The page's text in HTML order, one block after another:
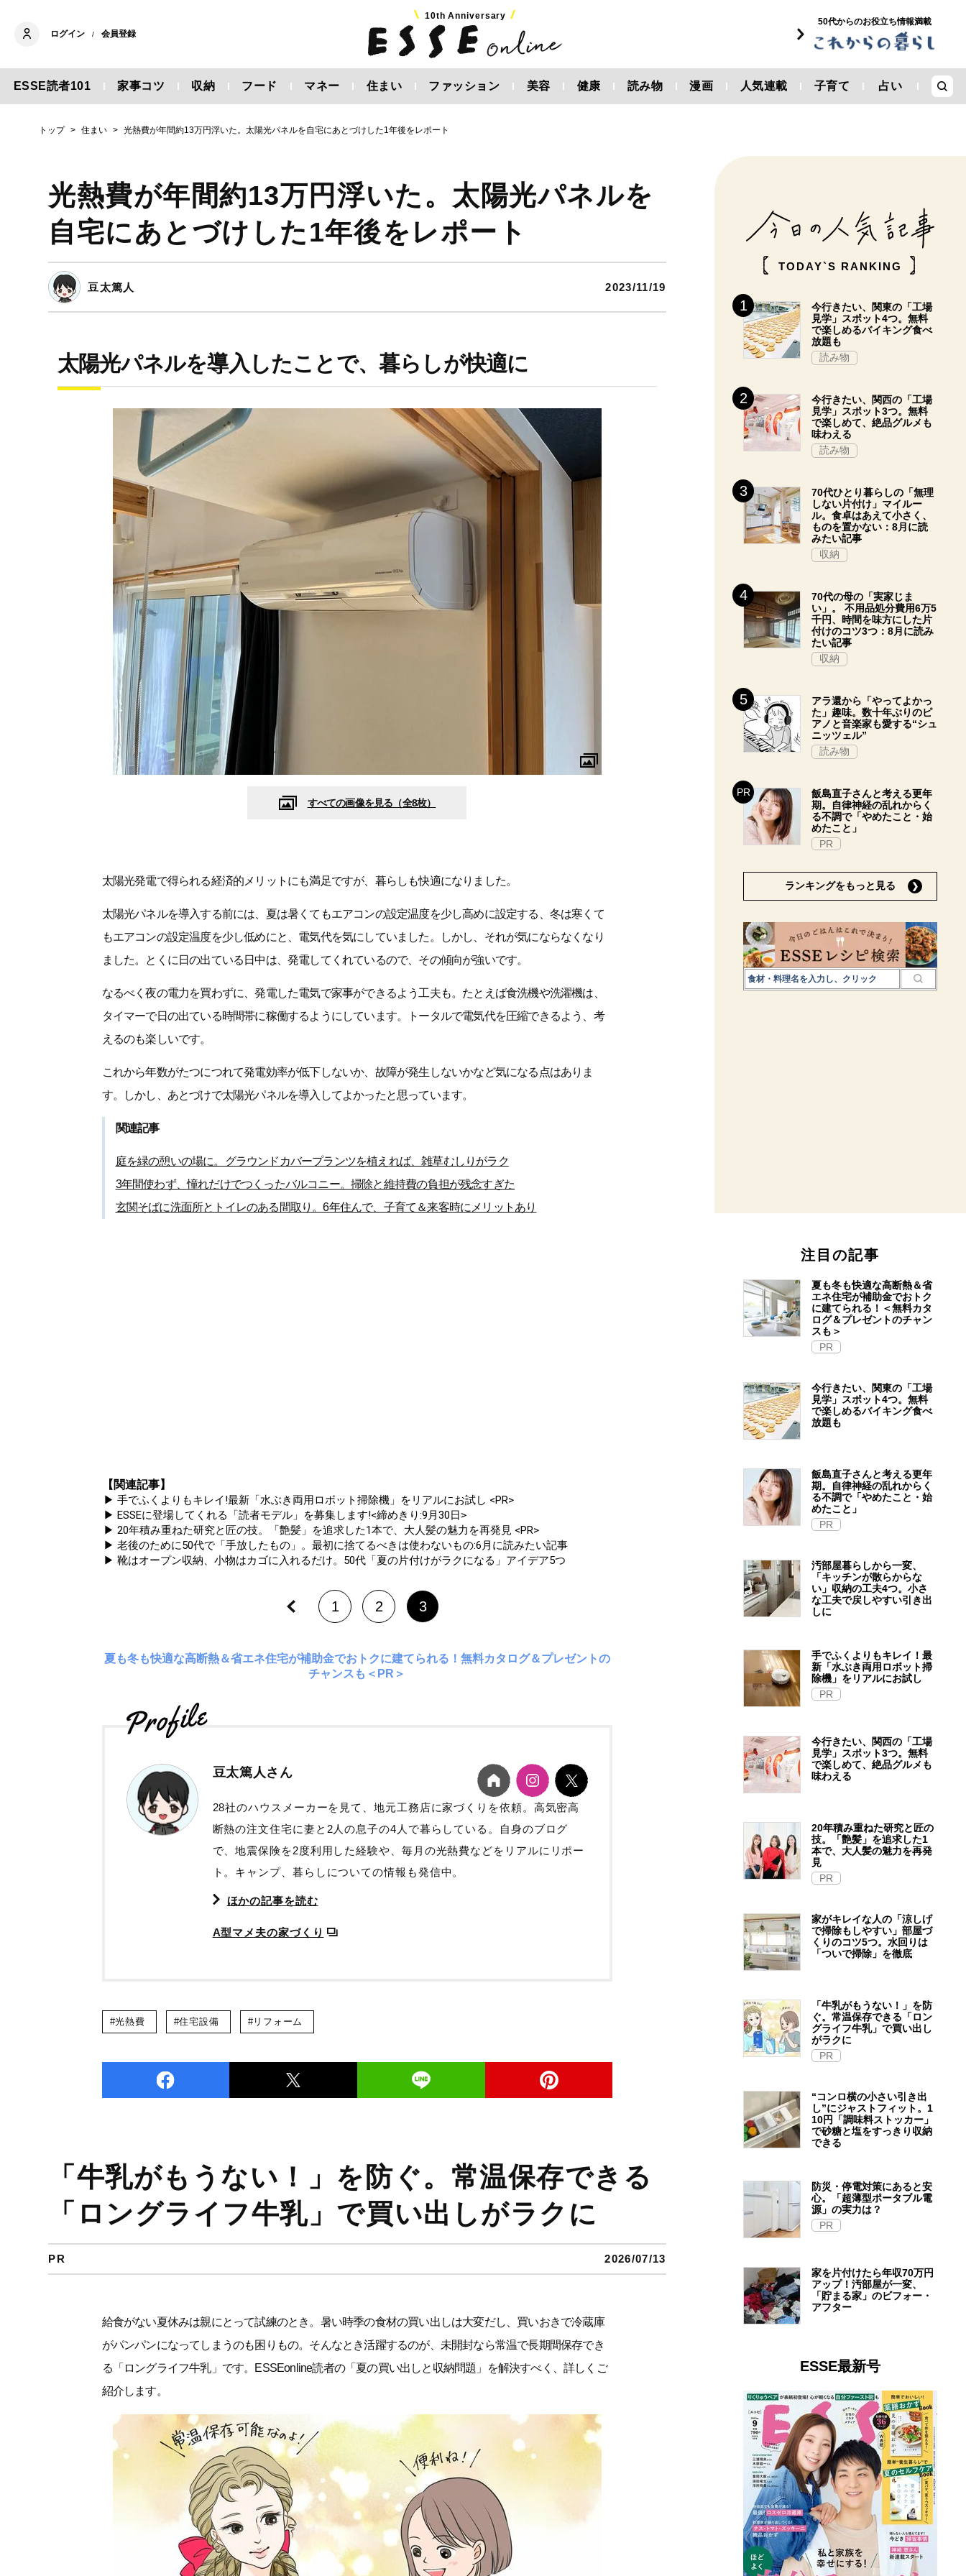
ログイン / 会員登録
10th Anniversary
50代からのお役立ち情報満載
ESSE読者101 家事コツ 収納 フード マネー 住まい ファッション 美容 健康 読み物 漫画 人気連載 子育て 占い
トップ 住まい 光熱費が年間約13万円浮いた。太陽光パネルを自宅にあとづけした1年後をレポート
光熱費が年間約13万円浮いた。太陽光パネルを
自宅にあとづけした1年後をレポート
豆太篤人 2023/11/19
太陽光パネルを導入したことで、暮らしが快適に
すべての画像を見る（全8枚）
太陽光発電で得られる経済的メリットにも満足ですが、暮らしも快適になりました。
太陽光パネルを導入する前には、夏は暑くてもエアコンの設定温度を少し高めに設定する、冬は寒くて
もエアコンの設定温度を少し低めにと、電気代を気にしていました。しかし、それが気にならなくなり
ました。とくに日の出ている日中は、発電してくれているので、その傾向が強いです。
なるべく夜の電力を買わずに、発電した電気で家事ができるよう工夫も。たとえば食洗機や洗濯機は、
タイマーで日の出ている時間帯に稼働するようにしています。トータルで電気代を圧縮できるよう、考
えるのも楽しいです。
これから年数がたつにつれて発電効率が低下しないか、故障が発生しないかなど気になる点はありま
す。しかし、あとづけで太陽光パネルを導入してよかったと思っています。
関連記事
庭を緑の憩いの場に。グラウンドカバープランツを植えれば、雑草むしりがラク
3年間使わず、憧れだけでつくったバルコニー。掃除と維持費の負担が残念すぎた
玄関そばに洗面所とトイレのある間取り。6年住んで、子育て＆来客時にメリットあり
【関連記事】
▶ 手でふくよりもキレイ!最新「水ぶき両用ロボット掃除機」をリアルにお試し <PR>
▶ ESSEに登場してくれる「読者モデル」を募集します!<締めきり:9月30日>
▶ 20年積み重ねた研究と匠の技。「艶髪」を追求した1本で、大人髪の魅力を再発見 <PR>
▶ 老後のために50代で「手放したもの」。最初に捨てるべきは使わないもの:6月に読みたい記事
▶ 靴はオープン収納、小物はカゴに入れるだけ。50代「夏の片付けがラクになる」アイデア5つ
1 2 3
夏も冬も快適な高断熱＆省エネ住宅が補助金でおトクに建てられる！無料カタログ＆プレゼントの
チャンスも＜PR＞
豆太篤人さん
28社のハウスメーカーを見て、地元工務店に家づくりを依頼。高気密高
断熱の注文住宅に妻と2人の息子の4人で暮らしている。自身のブログ
で、地震保険を2度利用した経験や、毎月の光熱費などをリアルにリポー
ト。キャンプ、暮らしについての情報も発信中。
ほかの記事を読む
A型マメ夫の家づくり
#光熱費 #住宅設備 #リフォーム
「牛乳がもうない！」を防ぐ。常温保存できる
「ロングライフ牛乳」で買い出しがラクに
PR 2026/07/13
給食がない夏休みは親にとって試練のとき。暑い時季の食材の買い出しは大変だし、買いおきで冷蔵庫
がパンパンになってしまうのも困りもの。そんなとき活躍するのが、未開封なら常温で長期間保存でき
る「ロングライフ牛乳」です。ESSEonline読者の「夏の買い出しと収納問題」を解決すべく、詳しくご
紹介します。
TODAY`S RANKING
今行きたい、関東の「工場
見学」スポット4つ。無料
で楽しめるバイキング食べ
放題も
読み物
今行きたい、関西の「工場
見学」スポット3つ。無料
で楽しめて、絶品グルメも
味わえる
読み物
70代ひとり暮らしの「無理
しない片付け」マイルー
ル。食卓はあえて小さく、
ものを置かない：8月に読
みたい記事
収納
70代の母の「実家じま
い」。 不用品処分費用6万5
千円、時間を味方にした片
付けのコツ3つ：8月に読み
たい記事
収納
アラ還から「やってよかっ
た」趣味。数十年ぶりのピ
アノと音楽家も愛する“シュ
ニッツェル”
読み物
飯島直子さんと考える更年
期。自律神経の乱れからく
る不調で「やめたこと・始
めたこと」
PR
ランキングをもっと見る
注目の記事
夏も冬も快適な高断熱＆省
エネ住宅が補助金でおトク
に建てられる！＜無料カタ
ログ＆プレゼントのチャン
スも＞
PR
今行きたい、関東の「工場
見学」スポット4つ。無料
で楽しめるバイキング食べ
放題も
飯島直子さんと考える更年
期。自律神経の乱れからく
る不調で「やめたこと・始
めたこと」
PR
汚部屋暮らしから一変、
「キッチンが散らからな
い」収納の工夫4つ。小さ
な工夫で戻しやすい引き出
しに
手でふくよりもキレイ！最
新「水ぶき両用ロボット掃
除機」をリアルにお試し
PR
今行きたい、関西の「工場
見学」スポット3つ。無料
で楽しめて、絶品グルメも
味わえる
20年積み重ねた研究と匠の
技。「艶髪」を追求した1
本で、大人髪の魅力を再発
見
PR
家がキレイな人の「涼しげ
で掃除もしやすい」部屋づ
くりのコツ5つ。水回りは
「ついで掃除」を徹底
「牛乳がもうない！」を防
ぐ。常温保存できる「ロン
グライフ牛乳」で買い出し
がラクに
PR
“コンロ横の小さい引き出
し”にジャストフィット。1
10円「調味料ストッカー」
で砂糖と塩をすっきり収納
できる
防災・停電対策にあると安
心。「超薄型ポータブル電
源」の実力は？​
PR
家を片付けたら年収70万円
アップ！汚部屋が一変、
「貯まる家」のビフォー・
アフター
ESSE最新号